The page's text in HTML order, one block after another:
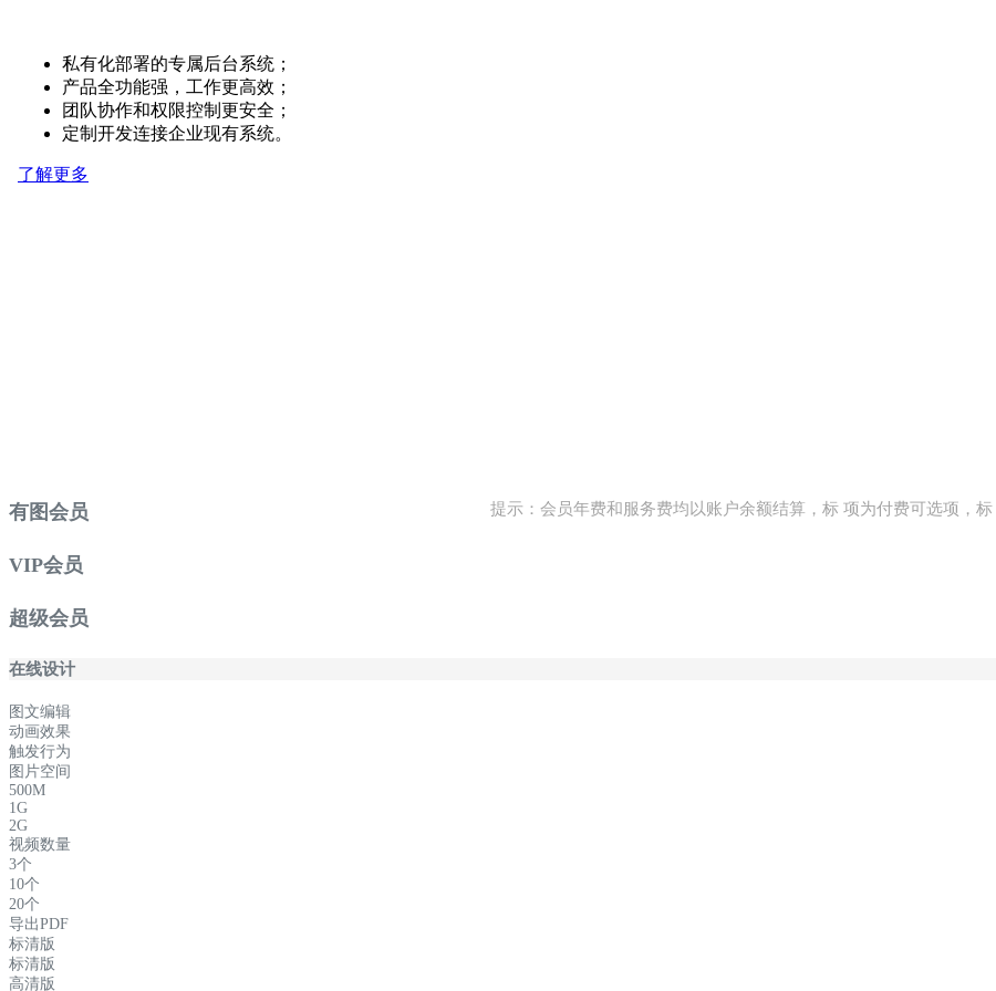
私有化部署的专属后台系统；
产品全功能强，工作更高效；
团队协作和权限控制更安全；
定制开发连接企业现有系统。
了解更多
提示：会员年费和服务费均以账户余额结算，标 项为付费可选项，标
有图会员
VIP会员
超级会员
在线设计
图文编辑
动画效果
触发行为
图片空间
500M
1G
2G
视频数量
3个
10个
20个
导出PDF
标清版
标清版
高清版